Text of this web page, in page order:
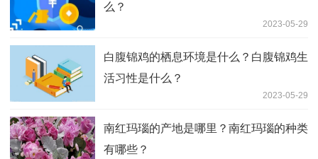
么？
2023-05-29
白腹锦鸡的栖息环境是什么？白腹锦鸡生
活习性是什么？
2023-05-29
南红玛瑙的产地是哪里？南红玛瑙的种类
有哪些？